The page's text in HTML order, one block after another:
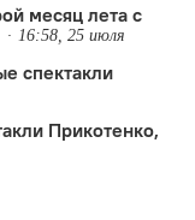
месяц лета с
16:58, 25 июля
спектакли
Прикотенко,